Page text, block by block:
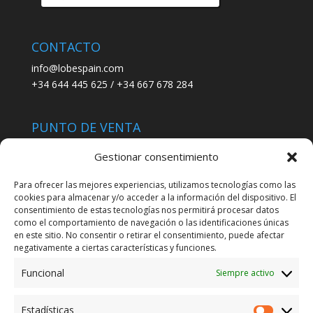
Gestionar consentimiento
Para ofrecer las mejores experiencias, utilizamos tecnologías como las
cookies para almacenar y/o acceder a la información del dispositivo. El
consentimiento de estas tecnologías nos permitirá procesar datos
como el comportamiento de navegación o las identificaciones únicas
en este sitio. No consentir o retirar el consentimiento, puede afectar
negativamente a ciertas características y funciones.
Funcional Siempre activo
Estadísticas
CONTACTO
info@lobespain.com
+34 644 445 625 / +34 667 678 284
PUNTO DE VENTA
C/ San José 6, 11004 Cádiz
LEGAL
POLÍTICA DE ENVÍO
TERMINOS Y CONDICIONES